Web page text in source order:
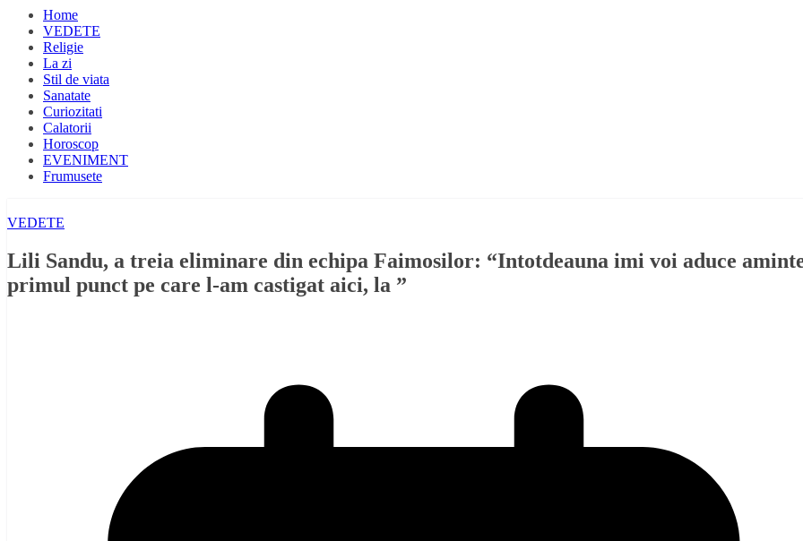
Home
VEDETE
Religie
La zi
Stil de viata
Sanatate
Curiozitati
Calatorii
Horoscop
EVENIMENT
Frumusete
VEDETE
Lili Sandu, a treia eliminare din echipa Faimosilor: “Intotdeauna imi voi aduce
primul punct pe care l-am castigat aici, la ”